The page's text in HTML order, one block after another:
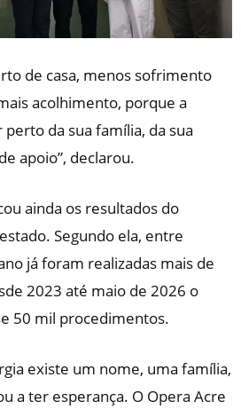
de casa, menos sofrimento
acolhimento, porque a
da sua família, da sua
apoio”, declarou.
ainda os resultados do
Segundo ela, entre
já foram realizadas mais de
2023 até maio de 2026 o
50 mil procedimentos.
existe um nome, uma família,
a ter esperança. O Opera Acre